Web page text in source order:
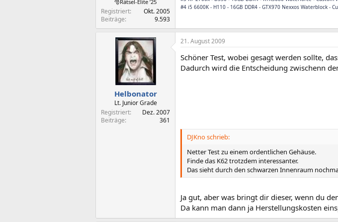
🎅Rätsel-Elite ’25
Registriert
Okt. 2005
Beiträge
9.593
#4 i5 6600K - H110 - 16GB DDR4 - GTX970 Nexxos Waterblock -
Helbonator
Lt. Junior Grade
Registriert
Dez. 2007
Beiträge
361
21. August 2009
Schöner Test, wobei gesagt werden sollte,
Dadurch wird die Entscheidung zwischenn
DJKno schrieb:
Netter Test zu einem ordentlichen Gehäuse.
Finde das K62 trotzdem interessanter.
Das sieht durch den schwarzen Innenraum
Ja gut, aber was bringt dir dieser, wenn du
Da kann man dann ja Herstellungskosten